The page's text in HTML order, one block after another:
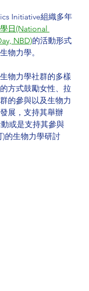
Initiative組織多年
日(National
NBD)的活動形式
物力學。
物力學社群的多樣
方式鼓勵女性、拉
的參與以及生物力
展，支持其舉辦
或是支持其參與
)的生物力學研討